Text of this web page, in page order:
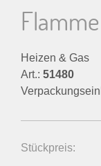
Flamme
Heizen & Gas
Art.: 51480
Stückpreis: